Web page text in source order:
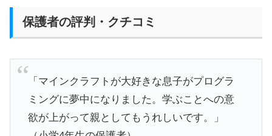
保護者の評判・クチコミ
「マインクラフトが大好きな息子がプログラ
ミングに夢中になりました。学ぶことへの意
欲が上がって親としてもうれしいです。」